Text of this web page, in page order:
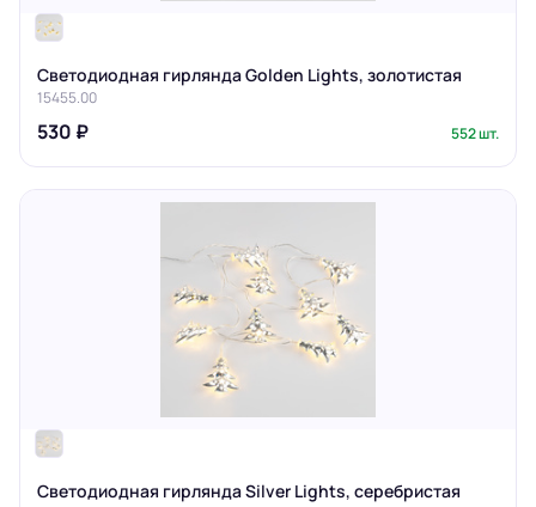
Светодиодная гирлянда Golden Lights, золотистая
15455.00
530 ₽ 552 шт.
Светодиодная гирлянда Silver Lights, серебристая